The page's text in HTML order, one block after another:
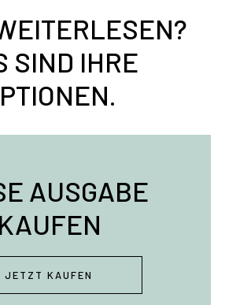
SIND IHRE
AUSGABE
KAUFEN
JETZT KAUFEN